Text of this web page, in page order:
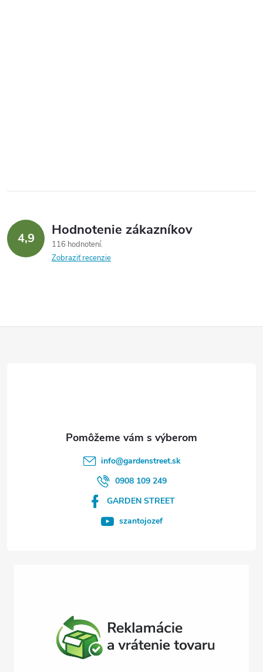
4,9 Hodnotenie zákazníkov
116 hodnotení
Zobraziť recenzie
info@gardenstreet.sk
0908 109 249
GARDEN STREET
szantojozef